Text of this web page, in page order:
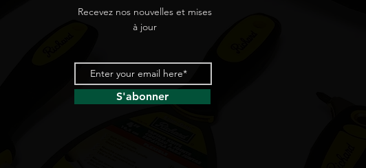
Recevez nos nouvelles et mises
à jour
S'abonner